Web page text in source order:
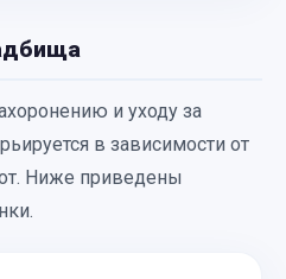
и уходу за
в зависимости от
Ниже приведены